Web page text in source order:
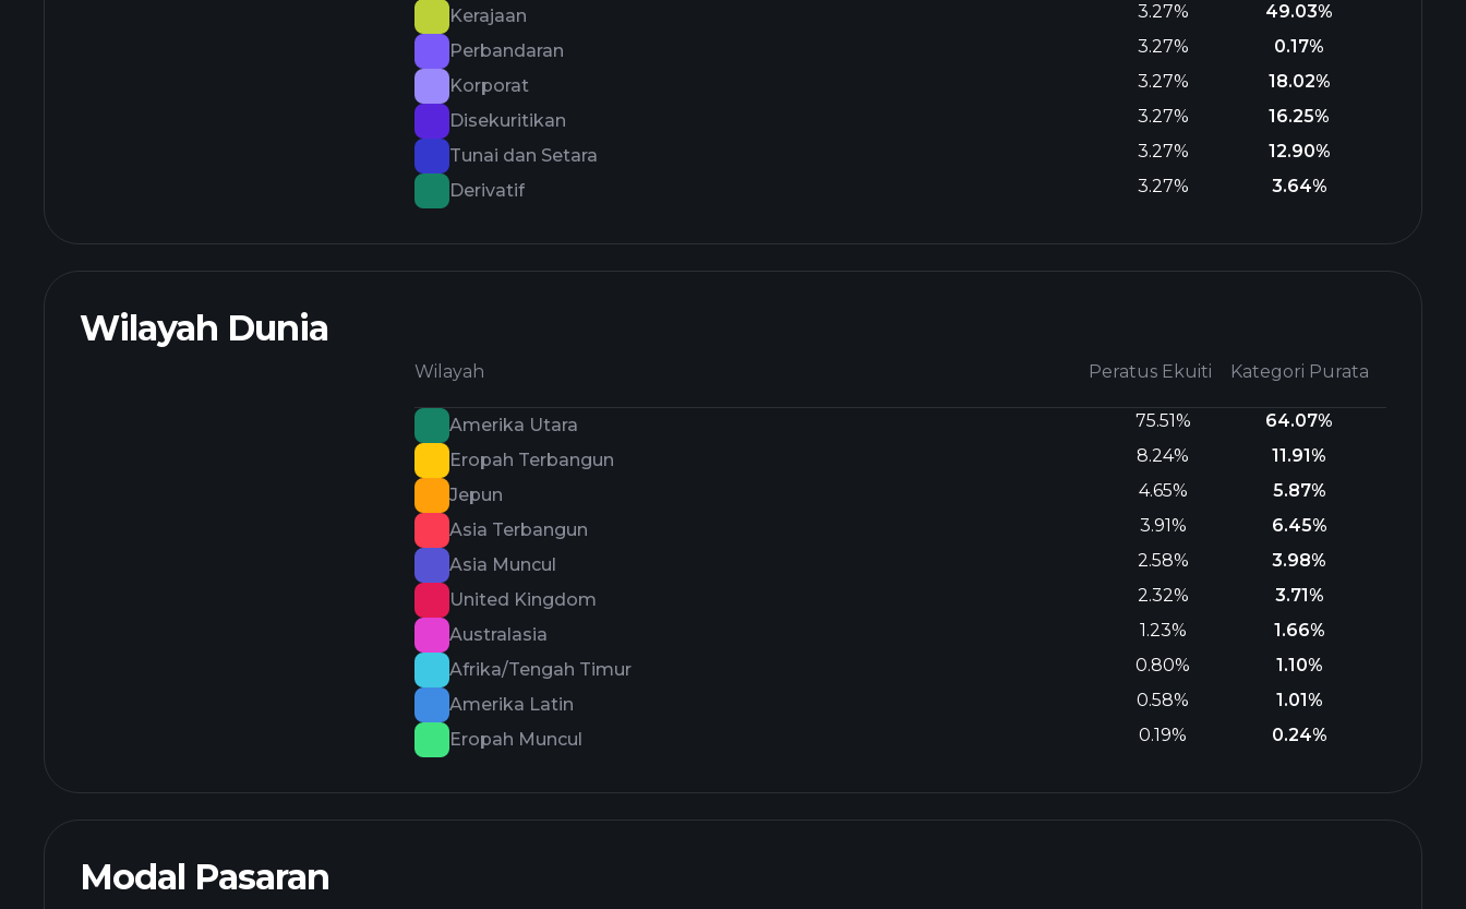
Kerajaan
3.27%
49.03%
Perbandaran
3.27%
0.17%
Korporat
3.27%
18.02%
Disekuritikan
3.27%
16.25%
Tunai dan Setara
3.27%
12.90%
Derivatif
3.27% 3.64%
Wilayah Dunia
Wilayah Peratus Ekuiti Kategori Purata
Amerika Utara 75.51%
64.07%
Eropah Terbangun
8.24%
11.91%
Jepun
4.65%
5.87%
Asia Terbangun
3.91%
6.45%
Asia Muncul
2.58%
3.98%
United Kingdom
2.32%
3.71%
Australasia
1.23%
1.66%
Afrika/Tengah Timur
0.80%
1.10%
Amerika Latin
0.58%
1.01%
Eropah Muncul
0.19% 0.24%
Modal Pasaran